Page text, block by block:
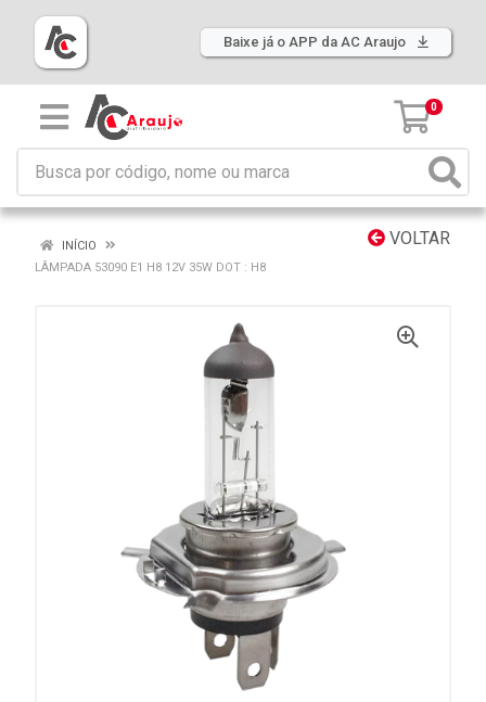
Baixe já o APP da AC Araujo
0
VOLTAR
INÍCIO
LÂMPADA 53090 E1 H8 12V 35W DOT : H8